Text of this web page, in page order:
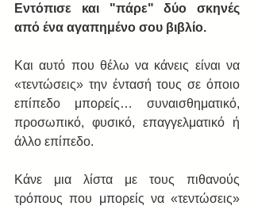
Εντόπισε και "πάρε" δύο σκηνές
από ένα αγαπημένο σου βιβλίο.
Και αυτό που θέλω να κάνεις είναι να
«τεντώσεις» την έντασή τους σε όποιο
επίπεδο μπορείς… συναισθηματικό,
προσωπικό, φυσικό, επαγγελματικό ή
άλλο επίπεδο.
Κάνε μια λίστα με τους πιθανούς
τρόπους που μπορείς να «τεντώσεις»